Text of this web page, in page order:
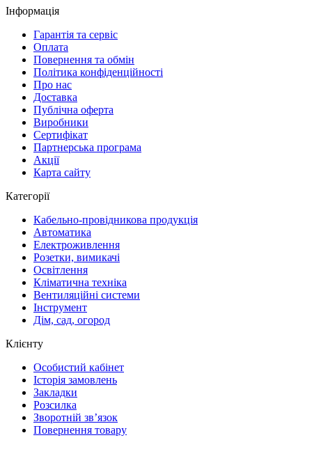
Інформація
Гарантія та сервіс
Оплата
Повернення та обмін
Політика конфіденційності
Про нас
Доставка
Публічна оферта
Виробники
Сертифікат
Партнерська програма
Акції
Карта сайту
Категорії
Кабельно-провідникова продукція
Автоматика
Електроживлення
Розетки, вимикачі
Освітлення
Кліматична техніка
Вентиляційні системи
Інструмент
Дім, сад, огород
Клієнту
Особистий кабінет
Історія замовлень
Закладки
Розсилка
Зворотній зв’язок
Повернення товару